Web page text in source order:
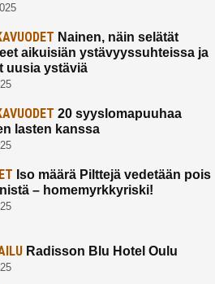
Nainen, näin selätät
aikuisiän ystävyyssuhteissa ja
uusia ystäviä
20 syyslomapuuhaa
lasten kanssa
Iso määrä Pilttejä vedetään pois
– homemyrkkyriski!
Radisson Blu Hotel Oulu